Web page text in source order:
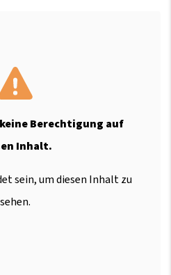
Berechtigung auf
Inhalt.
sein, um diesen Inhalt zu
sehen.